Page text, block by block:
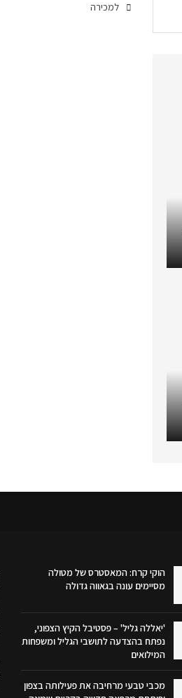
למכירה
הוקי קרח: המאסטרס של מטולה
מסיימים עונה בגאווה גדולה
'יאללה גליל' – פסטיבל הקיץ הצפוני,
נפתח בהצדעה לתושבי הגליל ומשפחות
המילואים
מכבי טבעי מרחיבה את פעילותה בצפון